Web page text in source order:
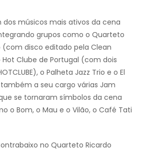
dos músicos mais ativos da cena
grupos como o Quarteto
(com disco editado pela Clean
Clube de Portugal (com dois
o Palheta Jazz Trio e o El
também a seu cargo várias Jam
se tornaram símbolos da cena
o Bom, o Mau e o Vilão, o Café Tati
no Quarteto Ricardo